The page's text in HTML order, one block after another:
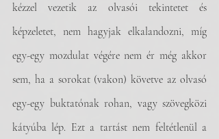
kézzel vezetik az olvasói tekintetet és
képzeletet, nem hagyjak elkalandozni, míg
egy-egy mozdulat végére nem ér még akkor
sem, ha a sorokat (vakon) követve az olvasó
egy-egy buktatónak rohan, vagy szövegközi
kátyúba lép. Ezt a tartást nem feltétlenül a